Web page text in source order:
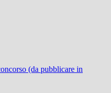
(da pubblicare in